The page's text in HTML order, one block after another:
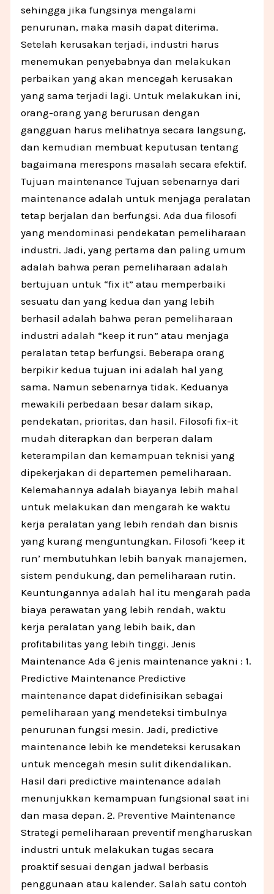
sehingga jika fungsinya mengalami
penurunan, maka masih dapat diterima.
Setelah kerusakan terjadi, industri harus
menemukan penyebabnya dan melakukan
perbaikan yang akan mencegah kerusakan
yang sama terjadi lagi. Untuk melakukan ini,
orang-orang yang berurusan dengan
gangguan harus melihatnya secara langsung,
dan kemudian membuat keputusan tentang
bagaimana merespons masalah secara efektif.
Tujuan maintenance Tujuan sebenarnya dari
maintenance adalah untuk menjaga peralatan
tetap berjalan dan berfungsi. Ada dua filosofi
yang mendominasi pendekatan pemeliharaan
industri. Jadi, yang pertama dan paling umum
adalah bahwa peran pemeliharaan adalah
bertujuan untuk “fix it” atau memperbaiki
sesuatu dan yang kedua dan yang lebih
berhasil adalah bahwa peran pemeliharaan
industri adalah “keep it run” atau menjaga
peralatan tetap berfungsi. Beberapa orang
berpikir kedua tujuan ini adalah hal yang
sama. Namun sebenarnya tidak. Keduanya
mewakili perbedaan besar dalam sikap,
pendekatan, prioritas, dan hasil. Filosofi fix-it
mudah diterapkan dan berperan dalam
keterampilan dan kemampuan teknisi yang
dipekerjakan di departemen pemeliharaan.
Kelemahannya adalah biayanya lebih mahal
untuk melakukan dan mengarah ke waktu
kerja peralatan yang lebih rendah dan bisnis
yang kurang menguntungkan. Filosofi ‘keep it
run’ membutuhkan lebih banyak manajemen,
sistem pendukung, dan pemeliharaan rutin.
Keuntungannya adalah hal itu mengarah pada
biaya perawatan yang lebih rendah, waktu
kerja peralatan yang lebih baik, dan
profitabilitas yang lebih tinggi. Jenis
Maintenance Ada 6 jenis maintenance yakni : 1.
Predictive Maintenance Predictive
maintenance dapat didefinisikan sebagai
pemeliharaan yang mendeteksi timbulnya
penurunan fungsi mesin. Jadi, predictive
maintenance lebih ke mendeteksi kerusakan
untuk mencegah mesin sulit dikendalikan.
Hasil dari predictive maintenance adalah
menunjukkan kemampuan fungsional saat ini
dan masa depan. 2. Preventive Maintenance
Strategi pemeliharaan preventif mengharuskan
industri untuk melakukan tugas secara
proaktif sesuai dengan jadwal berbasis
penggunaan atau kalender. Salah satu contoh